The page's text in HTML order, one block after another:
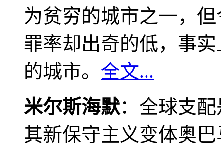
为贫穷的城市之一，
罪率却出奇的低，事
的城市。 全文...
米尔斯海默：全球支
其新保守主义变体奥